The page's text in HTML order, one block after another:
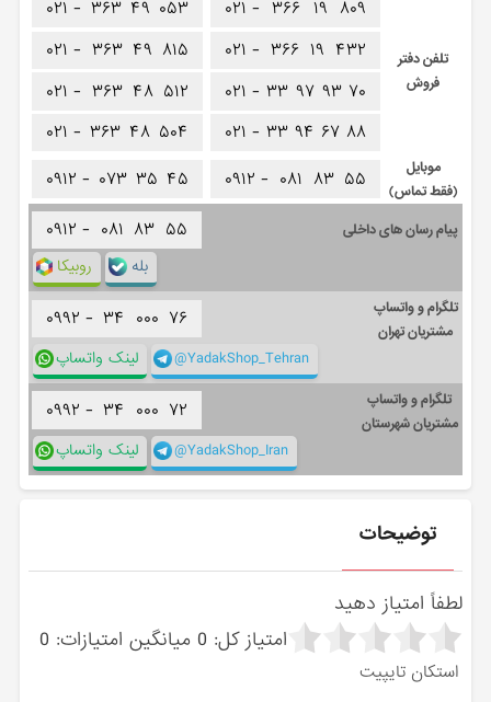
تلفن دفتر
فروش
۰۲۱ - ۳۶۶ ۱۹ ۸۰۹
۰۲۱ - ۳۶۶ ۱۹ ۴۳۲
۰۲۱ - ۳۳ ۹۷ ۹۳ ۷۰
۰۲۱ - ۳۳ ۹۴ ۶۷ ۸۸
۰۲۱ - ۳۶۳ ۴۹ ۰۵۳
۰۲۱ - ۳۶۳ ۴۹ ۸۱۵
۰۲۱ - ۳۶۳ ۴۸ ۵۱۲
۰۲۱ - ۳۶۳ ۴۸ ۵۰۴
موبایل
(فقط تماس)
۰۹۱۲ - ۰۸۱ ۸۳ ۵۵ ۰۹۱۲ - ۰۷۳ ۳۵ ۴۵
پیام رسان های داخلی ۰۹۱۲ - ۰۸۱ ۸۳ ۵۵
روبیکا بله
تلگرام و واتساپ
مشتریان تهران
۰۹۹۲ - ۳۴ ۰۰۰ ۷۶
لینک واتساپ @YadakShop_Tehran
تلگرام و واتساپ
مشتریان شهرستان
۰۹۹۲ - ۳۴ ۰۰۰ ۷۲
لینک واتساپ @YadakShop_Iran
توضیحات
لطفاً امتیاز دهید
امتیاز کل: 0 میانگین امتیازات: 0
استكان تايپيت